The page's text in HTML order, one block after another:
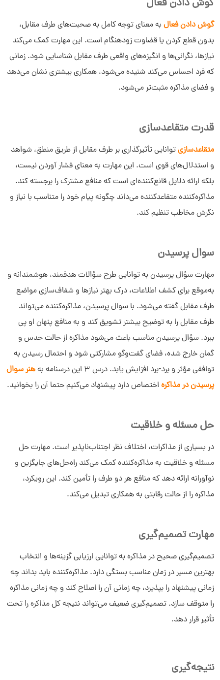
گوش دادن فعال
گوش دادن فعال به معنای توجه کامل به صحبت‌های طرف مقابل،
بدون قطع کردن یا قضاوت زودهنگام است. این مهارت کمک می‌کند
نیازها، نگرانی‌ها و انگیزه‌های واقعی طرف مقابل شناسایی شود. زمانی
که فرد احساس می‌کند شنیده می‌شود، همکاری بیشتری نشان می‌دهد
و فضای مذاکره مثبت‌تر می‌شود.
قدرت متقاعدسازی
متقاعدسازیتوانایی تأثیرگذاری بر طرف مقابل از طریق منطق، شواهد
و استدلال‌های قوی است. این مهارت به معنای فشار آوردن نیست،
بلکه ارائه دلایل قانع‌کننده‌ای است که منافع مشترک را برجسته کند.
مذاکره‌کننده متقاعدکننده می‌داند چگونه پیام خود را متناسب با نیاز و
نگرش مخاطب تنظیم کند.
سوال پرسیدن
مهارت سؤال پرسیدن به توانایی طرح سؤالات هدفمند، هوشمندانه و
به‌موقع برای کشف اطلاعات، درک بهتر نیازها و شفاف‌سازی مواضع
طرف مقابل گفته می‌شود. با سوال پرسیدن، مذاکره‌کننده می‌تواند
طرف مقابل را به توضیح بیشتر تشویق کند و به منافع پنهان او پی
ببرد. سؤال پرسیدن مناسب باعث می‌شود مذاکره از حالت حدس و
گمان خارج شده، فضای گفت‌وگو مشارکتی شود و احتمال رسیدن به
توافقی مؤثر و برد-برد افزایش یابد. درس 3 این درسنامه به
هنر سوال
پرسیدن در مذاکره اختصاص دارد پیشنهاد می‌کنیم حتما آن را بخوانید.
حل مسئله و خلاقیت
در بسیاری از مذاکرات، اختلاف نظر اجتناب‌ناپذیر است. مهارت حل
مسئله و خلاقیت به مذاکره‌کننده کمک می‌کند راه‌حل‌های جایگزین و
نوآورانه ارائه دهد که منافع هر دو طرف را تأمین کند. این رویکرد،
مذاکره را از حالت رقابتی به همکاری تبدیل می‌کند.
مهارت تصمیم‌گیری
تصمیم‌گیری صحیح در مذاکره به توانایی ارزیابی گزینه‌ها و انتخاب
بهترین مسیر در زمان مناسب بستگی دارد. مذاکره‌کننده باید بداند چه
زمانی پیشنهاد را بپذیرد، چه زمانی آن را اصلاح کند و چه زمانی مذاکره
را متوقف سازد. تصمیم‌گیری ضعیف می‌تواند نتیجه کل مذاکره را تحت
تأثیر قرار دهد.
نتیجه‌گیری